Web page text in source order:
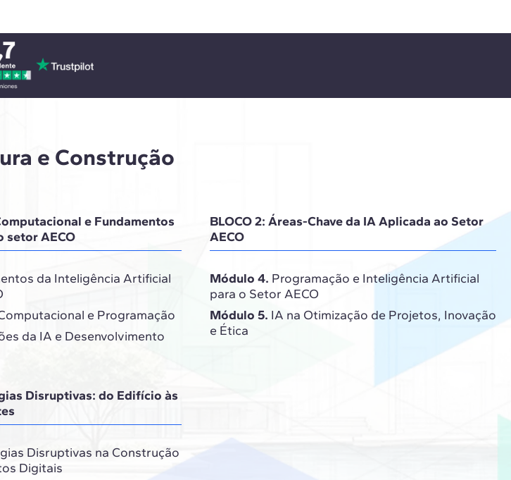
e Construção
e Fundamentos
setor AECO
da Inteligência Artificial
e Programação
da IA e Desenvolvimento
BLOCO 2: Áreas-Chave da IA Aplicada ao Setor
AECO
Módulo 4. Programação e Inteligência Artificial
para o Setor AECO
Módulo 5. IA na Otimização de Projetos, Inovação
e Ética
Disruptivas: do Edifício às
Disruptivas na Construção
Digitais